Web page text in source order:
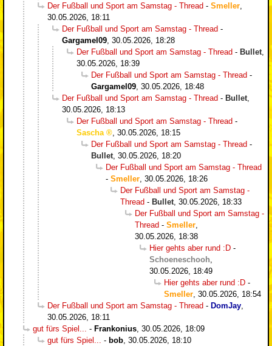
Der Fußball und Sport am Samstag - Thread - Smeller
30.05.2026, 18:11
Der Fußball und Sport am Samstag - Thread -
Gargamel09 30.05.2026, 18:28
Der Fußball und Sport am Samstag - Thread - Bullet
30.05.2026, 18:39
Der Fußball und Sport am Samstag - Thread -
Gargamel09 30.05.2026, 18:48
Der Fußball und Sport am Samstag - Thread - Bullet
30.05.2026, 18:13
Der Fußball und Sport am Samstag - Thread -
Sascha
30.05.2026, 18:15
Der Fußball und Sport am Samstag - Thread -
Bullet 30.05.2026, 18:20
Der Fußball und Sport am Samstag - Thread
- Smeller 30.05.2026, 18:26
Der Fußball und Sport am Samstag -
Thread - Bullet 30.05.2026, 18:33
Der Fußball und Sport am Samstag -
Thread - Smeller
30.05.2026, 18:38
Hier gehts aber rund :D -
Schoeneschooh
30.05.2026, 18:49
Hier gehts aber rund :D -
Smeller 30.05.2026, 18:54
Der Fußball und Sport am Samstag - Thread - DomJay
30.05.2026, 18:11
gut fürs Spiel...
- Frankonius 30.05.2026, 18:09
gut fürs Spiel...
- bob 30.05.2026, 18:10